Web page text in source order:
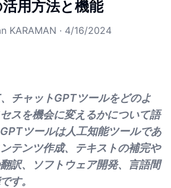
用方法と機能
KARAMAN · 4/16/2024
チャットGPTツールをどのよ
スを機会に変えるかについて語
ツールは人工知能ツールであ
テンツ作成、テキストの補完や
訳、ソフトウェア開発、言語間
す。